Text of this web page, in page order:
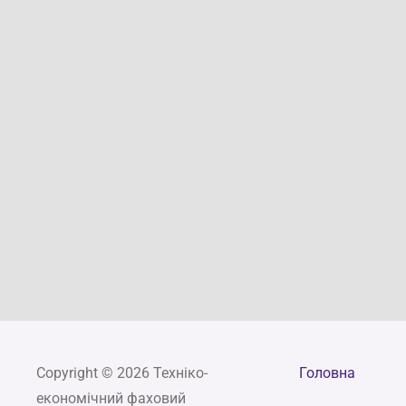
Copyright © 2026 Техніко-
економічний фаховий
Головна